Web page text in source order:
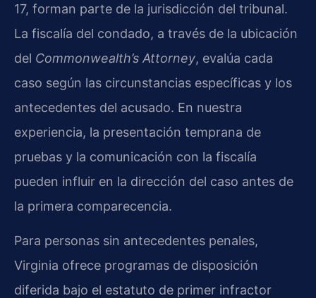
17, forman parte de la jurisdicción del tribunal.
La fiscalía del condado, a través de la ubicación
del Commonwealth’s Attorney, evalúa cada
caso según las circunstancias específicas y los
antecedentes del acusado. En nuestra
experiencia, la presentación temprana de
pruebas y la comunicación con la fiscalía
pueden influir en la dirección del caso antes de
la primera comparecencia.
Para personas sin antecedentes penales,
Virginia ofrece programas de disposición
diferida bajo el estatuto de primer infractor